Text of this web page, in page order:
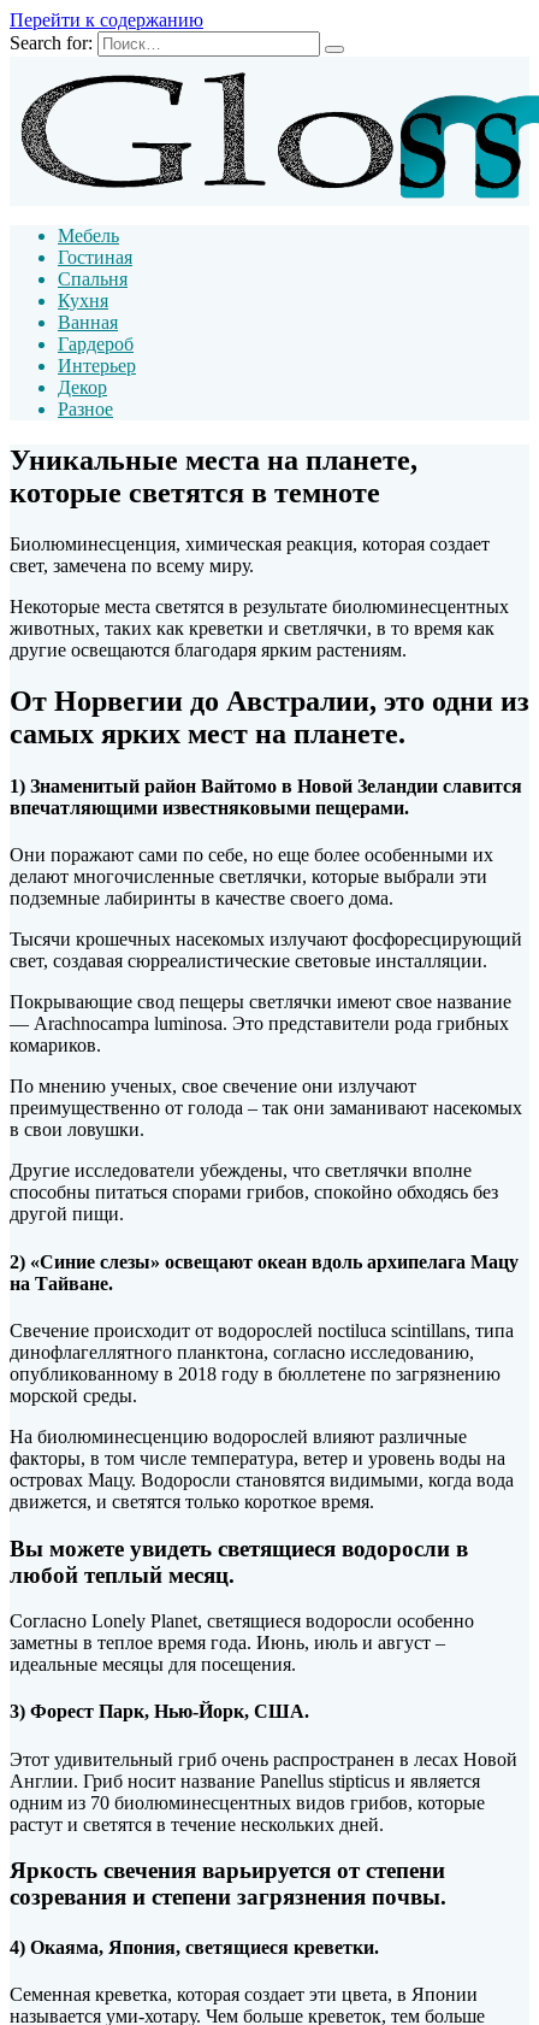
Перейти к содержанию
Search for:
Мебель
Гостиная
Спальня
Кухня
Ванная
Гардероб
Интерьер
Декор
Разное
Уникальные места на планете,
которые светятся в темноте
Биолюминесценция, химическая реакция, которая создает
свет, замечена по всему миру.
Некоторые места светятся в результате биолюминесцентных
животных, таких как креветки и светлячки, в то время как
другие освещаются благодаря ярким растениям.
От Норвегии до Австралии, это одни из
самых ярких мест на планете.
1) Знаменитый район Вайтомо в Новой Зеландии славится
впечатляющими известняковыми пещерами.
Они поражают сами по себе, но еще более особенными их
делают многочисленные светлячки, которые выбрали эти
подземные лабиринты в качестве своего дома.
Тысячи крошечных насекомых излучают фосфоресцирующий
свет, создавая сюрреалистические световые инсталляции.
Покрывающие свод пещеры светлячки имеют свое название
— Arachnocampa luminosa. Это представители рода грибных
комариков.
По мнению ученых, свое свечение они излучают
преимущественно от голода – так они заманивают насекомых
в свои ловушки.
Другие исследователи убеждены, что светлячки вполне
способны питаться спорами грибов, спокойно обходясь без
другой пищи.
2) «Синие слезы» освещают океан вдоль архипелага Мацу
на Тайване.
Свечение происходит от водорослей noctiluca scintillans, типа
динофлагеллятного планктона, согласно исследованию,
опубликованному в 2018 году в бюллетене по загрязнению
морской среды.
На биолюминесценцию водорослей влияют различные
факторы, в том числе температура, ветер и уровень воды на
островах Мацу. Водоросли становятся видимыми, когда вода
движется, и светятся только короткое время.
Вы можете увидеть светящиеся водоросли в
любой теплый месяц.
Согласно Lonely Planet, светящиеся водоросли особенно
заметны в теплое время года. Июнь, июль и август –
идеальные месяцы для посещения.
3) Форест Парк, Нью-Йорк, США.
Этот удивительный гриб очень распространен в лесах Новой
Англии. Гриб носит название Panellus stipticus и является
одним из 70 биолюминесцентных видов грибов, которые
растут и светятся в течение нескольких дней.
Яркость свечения варьируется от степени
созревания и степени загрязнения почвы.
4) Окаяма, Япония, светящиеся креветки.
Семенная креветка, которая создает эти цвета, в Японии
называется уми-хотару. Чем больше креветок, тем больше